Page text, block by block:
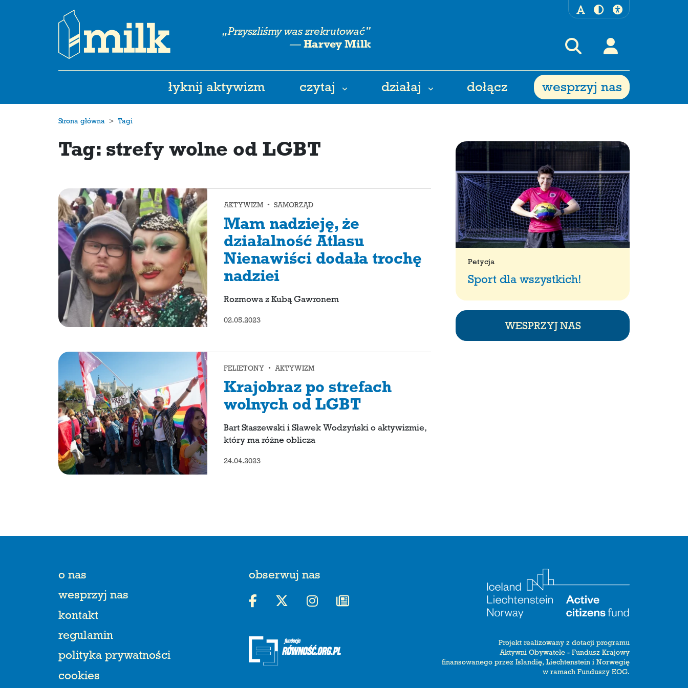
„Przyszliśmy was zrekrutować”
— Harvey Milk
łyknij aktywizm czytaj działaj dołącz wesprzyj nas
Strona główna Tagi
Tag: strefy wolne od LGBT
AKTYWIZM • SAMORZĄD
Mam nadzieję, że
działalność Atlasu
Nienawiści dodała trochę
nadziei
Rozmowa z Kubą Gawronem
02.05.2023
FELIETONY • AKTYWIZM
Krajobraz po strefach
wolnych od LGBT
Bart Staszewski i Sławek Wodzyński o aktywizmie,
który ma różne oblicza
24.04.2023
Petycja
Sport dla wszystkich!
WESPRZYJ NAS
o nas
wesprzyj nas
kontakt
regulamin
polityka prywatności
cookies
obserwuj nas
Projekt realizowany z dotacji programu
Aktywni Obywatele - Fundusz Krajowy
finansowanego przez Islandię, Liechtenstein i Norwegię
w ramach Funduszy EOG.